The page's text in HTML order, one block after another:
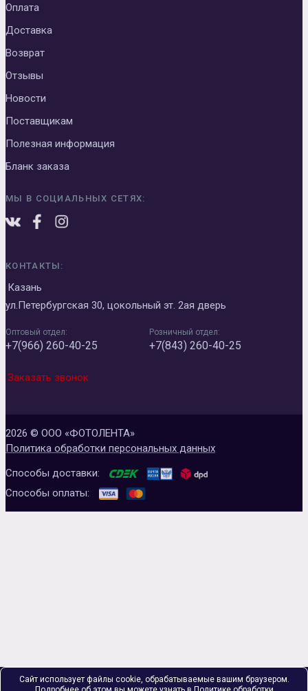
Оплата
Доставка
Возврат
Отзывы
Новости
Поставщикам
Полезная информация
Бланк заказа
МЫ В СОЦИАЛЬНЫХ СЕТЯХ:
КОНТАКТЫ:
Казань
ул.Петербургская 30, цокольный эт. 2ая дверь
Оптовый отдел:
+7(966) 260-40-25
Розничный отдел:
+7(843) 260-40-25
Заказать звонок
2026 © ООО «ФОТОЛЕНТА»
Политика обработки персональных данных
Способы доставки:
Способы оплаты:
Сайт использует файлы cookie, обрабатываемые вашим браузером.